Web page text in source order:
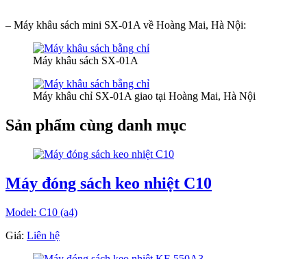
– Máy khâu sách mini SX-01A về Hoàng Mai, Hà Nội:
Máy khâu sách SX-01A
Máy khâu chỉ SX-01A giao tại Hoàng Mai, Hà Nội
Sản phẩm cùng danh mục
Máy đóng sách keo nhiệt C10
Model: C10 (a4)
Giá: Liên hệ